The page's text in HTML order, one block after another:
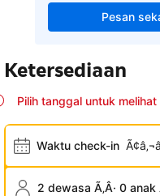
Pesan
Ketersediaan
Pilih tanggal untuk
Waktu check-in
2 dewasa Ã‚Â· 0 anak